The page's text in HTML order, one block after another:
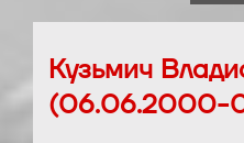
Кузьмич
(06.06.2000-